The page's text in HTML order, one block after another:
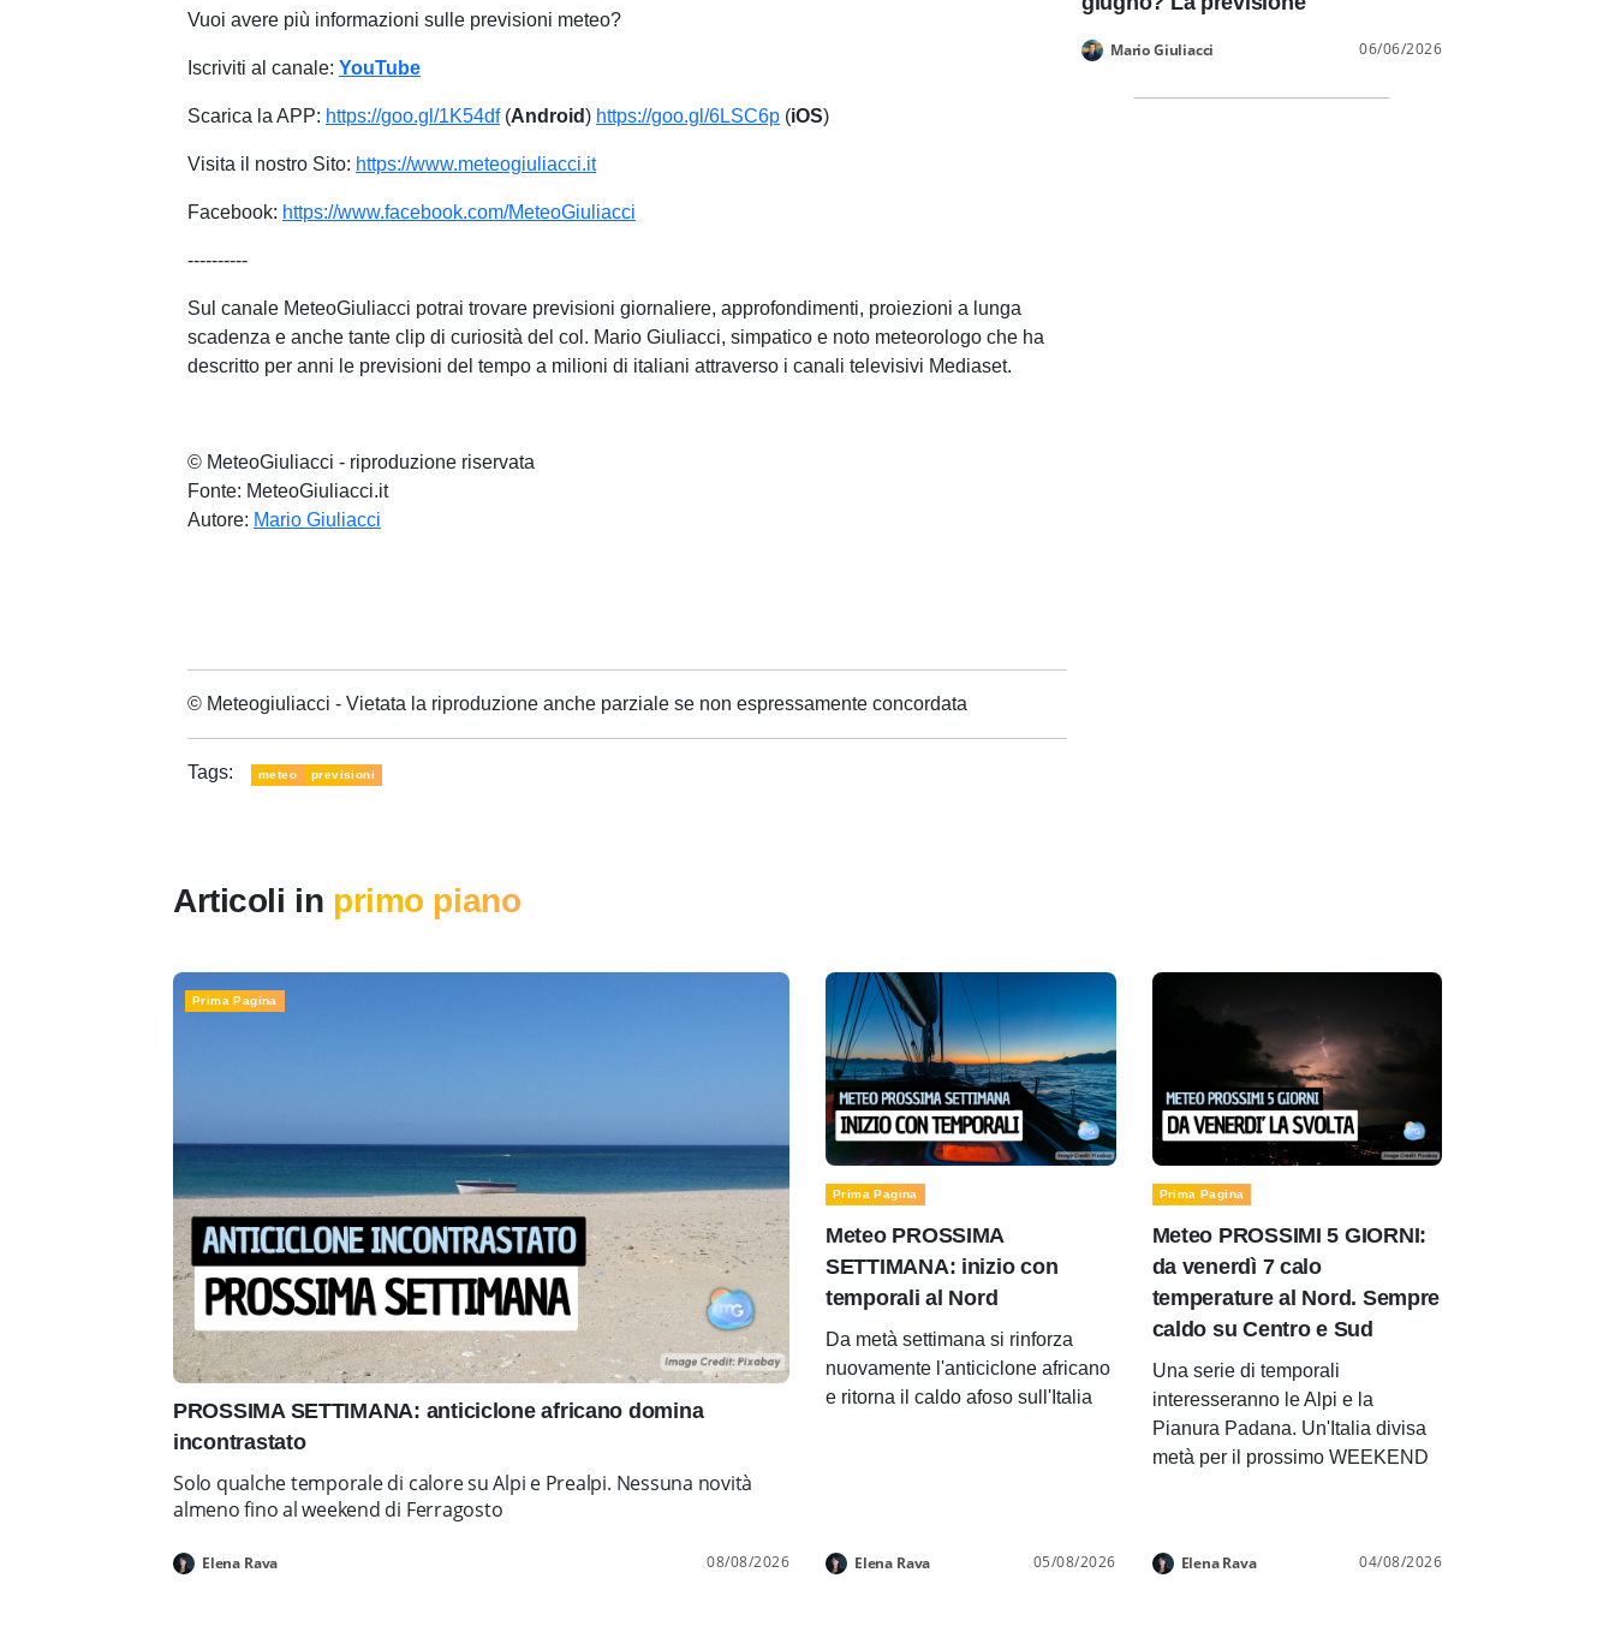
Vuoi avere più informazioni sulle previsioni meteo?
Iscriviti al canale: YouTube
Scarica la APP: https://goo.gl/1K54df(Android) https://goo.gl/6LSC6p (iOS)
Visita il nostro Sito: https://www.meteogiuliacci.it
Facebook: https://www.facebook.com/MeteoGiuliacci
----------
Sul canale MeteoGiuliacci potrai trovare previsioni giornaliere, approfondimenti, proiezioni a lunga
scadenza e anche tante clip di curiosità del col. Mario Giuliacci, simpatico e noto meteorologo che ha
descritto per anni le previsioni del tempo a milioni di italiani attraverso i canali televisivi Mediaset.
© MeteoGiuliacci - riproduzione riservata
Fonte: MeteoGiuliacci.it
Autore: Mario Giuliacci
© Meteogiuliacci - Vietata la riproduzione anche parziale se non espressamente concordata
Tags: meteo previsioni
Mario Giuliacci 06/06/2026
Articoli in primo piano
Prima Pagina
PROSSIMA SETTIMANA: anticiclone africano domina
incontrastato
Solo qualche temporale di calore su Alpi e Prealpi. Nessuna novità
almeno fino al weekend di Ferragosto
Elena Rava 08/08/2026
Prima Pagina
Meteo PROSSIMA
SETTIMANA: inizio con
temporali al Nord
Da metà settimana si rinforza
nuovamente l'anticiclone africano
e ritorna il caldo afoso sull'Italia
Elena Rava 05/08/2026
Prima Pagina
Meteo PROSSIMI 5 GIORNI:
da venerdì 7 calo
temperature al Nord. Sempre
caldo su Centro e Sud
Una serie di temporali
interesseranno le Alpi e la
Pianura Padana. Un'Italia divisa
metà per il prossimo WEEKEND
Elena Rava 04/08/2026